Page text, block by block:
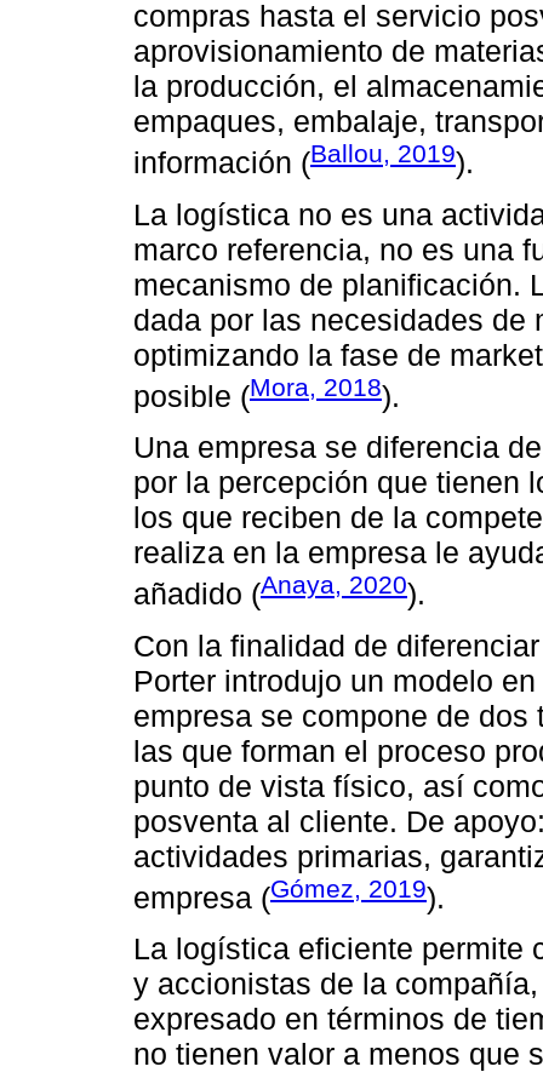
compras hasta el servicio
aprovisionamiento de
la producción, el
empaques, embalaje,
información (Ballou, 2019).
La logística no es una
marco referencia, no es una
mecanismo de planificación.
dada por las necesidades de
optimizando la fase de
posible (Mora, 2018).
Una empresa se diferencia
por la percepción que tienen
los que reciben de la
realiza en la empresa le
añadido (Anaya, 2020).
Con la finalidad de
Porter introdujo un modelo
empresa se compone de
las que forman el proceso
punto de vista físico, así
posventa al cliente. De
actividades primarias,
empresa (Gómez, 2019).
La logística eficiente permite
y accionistas de la
expresado en términos de
no tienen valor a menos que